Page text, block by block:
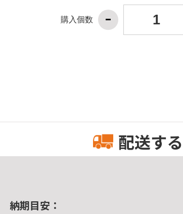
購入個数
配送する
納期目安：